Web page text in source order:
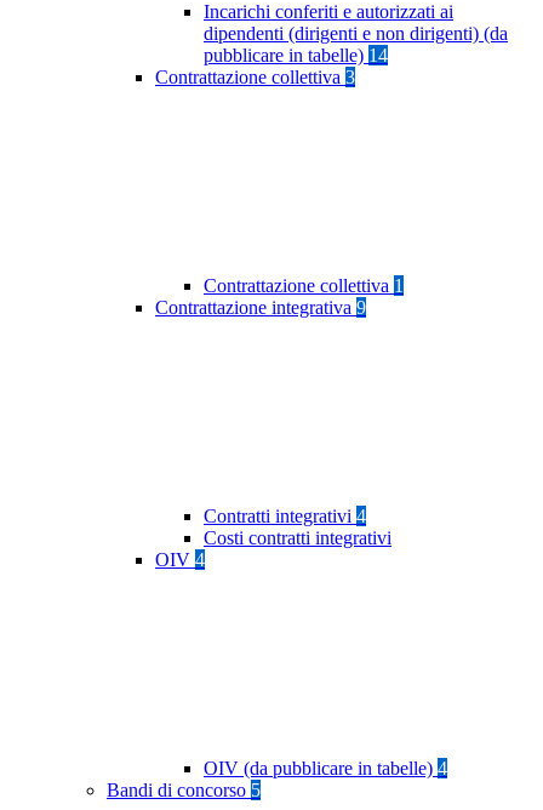
Incarichi conferiti e autorizzati ai
dipendenti (dirigenti e non dirigenti) (da
pubblicare in tabelle) 14
Contrattazione collettiva 3
Contrattazione collettiva 1
Contrattazione integrativa 9
Contratti integrativi 4
Costi contratti integrativi
OIV 4
OIV (da pubblicare in tabelle) 4
Bandi di concorso 5